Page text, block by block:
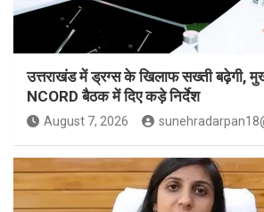
उत्तराखंड में ड्रग्स के खिलाफ सख्ती बढ़ेगी,
NCORD बैठक में दिए कड़े निर्देश
August 7, 2026